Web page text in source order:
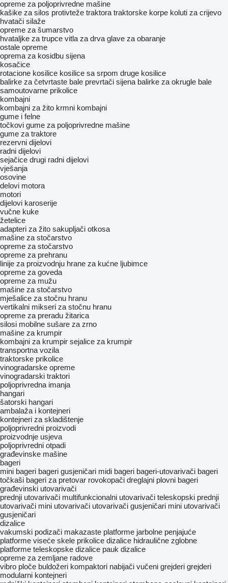
opreme za poljoprivredne mašine
kašike za silos protivteže traktora traktorske korpe koluti za crijevo
hvatači silaže
opreme za šumarstvo
hvataljke za trupce vitla za drva glave za obaranje
ostale opreme
oprema za kosidbu sijena
kosačice
rotacione kosilice kosilice sa srpom druge kosilice
balirke za četvrtaste bale prevrtači sijena balirke za okrugle bale
samoutovarne prikolice
kombajni
kombajni za žito krmni kombajni
gume i felne
točkovi gume za poljoprivredne mašine
gume za traktore
rezervni dijelovi
radni dijelovi
sejačice drugi radni dijelovi
vješanja
osovine
delovi motora
motori
dijelovi karoserije
vučne kuke
žetelice
adapteri za žito sakupljači otkosa
mašine za stočarstvo
opreme za stočarstvo
opreme za prehranu
linije za proizvodnju hrane za kućne ljubimce
opreme za goveda
opreme za mužu
mašine za stočarstvo
mješalice za stočnu hranu
vertikalni mikseri za stočnu hranu
opreme za preradu žitarica
silosi mobilne sušare za zrno
mašine za krumpir
kombajni za krumpir sejalice za krumpir
transportna vozila
traktorske prikolice
vinogradarske opreme
vinogradarski traktori
poljoprivrednа imanjа
hangari
šatorski hangari
ambalaža i kontejneri
kontejneri za skladištenje
poljoprivredni proizvodi
proizvodnje usjeva
poljoprivredni otpadi
građevinske mašine
bageri
mini bageri bageri gusjeničari midi bageri bageri-utovarivači bageri
točkaši bageri za pretovar rovokopači dreglajni plovni bageri
građevinski utovarivači
prednji utovarivači multifunkcionalni utovarivači teleskopski prednji
utovarivači mini utovarivači utovarivači gusjeničari mini utovarivači
gusjeničari
dizalice
vakumski podizači makazaste platforme jarbolne penjajuće
platforme viseće skele prikolice dizalice hidraulične zglobne
platforme teleskopske dizalice pauk dizalice
opreme za zemljane radove
vibro ploče buldožeri kompaktori nabijači vučeni grejderi grejderi
modularni kontejneri